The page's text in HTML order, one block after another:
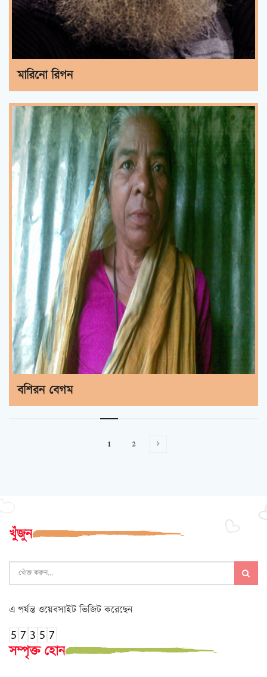
মারিনো রিগন
বশিরন বেগম
1 2
খুঁজুন
এ পর্যন্ত ওয়েবসাইট ভিজিট করেছেন
সম্পৃক্ত হোন